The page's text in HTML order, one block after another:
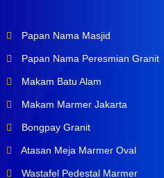
Papan Nama Masjid
Papan Nama Peresmian Granit
Makam Batu Alam
Makam Marmer Jakarta
Bongpay Granit
Atasan Meja Marmer Oval
Wastafel Pedestal Marmer